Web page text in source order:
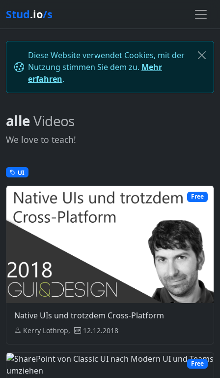
Stud.io/s
Diese Website verwendet Cookies, mit der
Nutzung stimmen Sie dem zu. Mehr
erfahren.
alleVideos
We love to teach!
UI
Free
Native UIs und trotzdem Cross-Platform
Kerry Lothrop, 12.12.2018
Free